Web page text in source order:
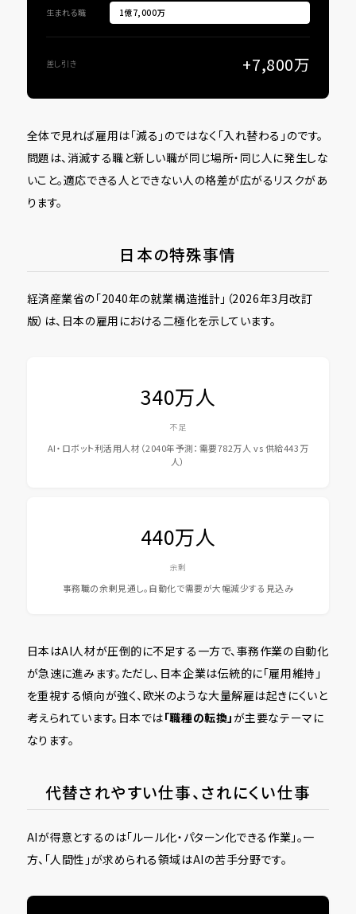
生まれる職 1億7,000万
差し引き +7,800万
全体で見れば雇用は「減る」のではなく「入れ替わる」のです。
問題は、消滅する職と新しい職が同じ場所・同じ人に発生しな
いこと。適応できる人とできない人の格差が広がるリスクがあ
ります。
日本の特殊事情
経済産業省の「2040年の就業構造推計」（2026年3月改訂
版）は、日本の雇用における二極化を示しています。
340万人
不足
AI・ロボット利活用人材（2040年予測：需要782万人 vs 供給443万
人）
440万人
余剰
事務職の余剰見通し。自動化で需要が大幅減少する見込み
日本はAI人材が圧倒的に不足する一方で、事務作業の自動化
が急速に進みます。ただし、日本企業は伝統的に「雇用維持」
を重視する傾向が強く、欧米のような大量解雇は起きにくいと
考えられています。日本では「職種の転換」が主要なテーマに
なります。
代替されやすい仕事、されにくい仕事
AIが得意とするのは「ルール化・パターン化できる作業」。一
方、「人間性」が求められる領域はAIの苦手分野です。